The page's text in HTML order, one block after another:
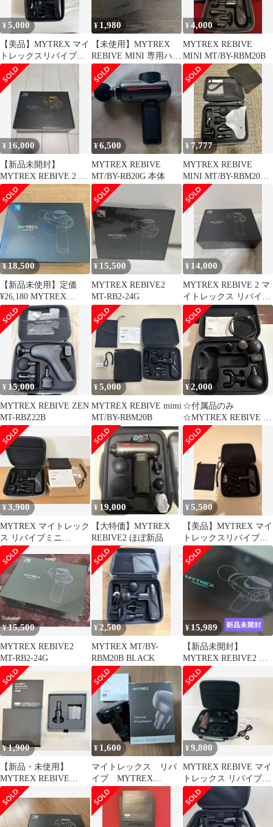
¥5,000
【美品】MYTREX マイ
トレックスリバイブミ
ニ MT/BY-RBM20B
¥ 1,980
【未使用】MYTREX
REBIVE MINI 専用ハリ
形アタッチメント
¥4,000
MYTREX REBIVE
MINI MT/BY-RBM20B
¥ 16,000
【新品未開封】
MYTREX REBIVE 2 マ
イトレックス リバイブ
2 最新型
¥6,500
MYTREX REBIVE
MT/BY-RB20G 本体
¥ 7,777
MYTREX REBIVE
MINI MT/BY-RBM20B
BLACK
¥18,500
【新品未使用】定価
¥26,180 MYTREX
REBIVE2 リバイブツー
¥ 15,500
MYTREX REBIVE2
MT-RB2-24G
¥ 14,000
MYTREX REBIVE 2 マ
イトレックス リバイブ
2③
¥ 15,000
MYTREX REBIVE ZEN
MT-RBZ22B
¥5,000
MYTREX REBIVE mimi
MT/BY-RBM20B
¥2,000
☆付属品のみ
☆MYTREX REBIVE マ
イトレックス リバイブ
¥3,900
MYTREX マイトレック
ス リバイブミニ
MT/BY-RBM20B 黒
¥ 19,000
【大特価】MYTREX
REBIVE2 ほぼ新品
¥5,500
【美品】MYTREX マイ
トレックスリバイブミ
ニ MT/BY-RBM20B
¥15,500
MYTREX REBIVE2
MT-RB2-24G
¥ 2,500
MYTREX MT/BY-
RBM20B BLACK
¥ 15,989
【新品未開封】
MYTREX REBIVE2 マ
イトレックス リバイブ
2 黒
¥1,900
【新品・未使用】
MYTREX REBIVE
MINI専用 ハリ形アタッ
チメント
¥ 1,600
マイトレックス リバ
イブ MYTREX
REBIVE 対応温感アタ
ッチメント
¥9,800
MYTREX REBIVE マイ
トレックス リバイブ
MT-RBN20G マッサー
ジガン